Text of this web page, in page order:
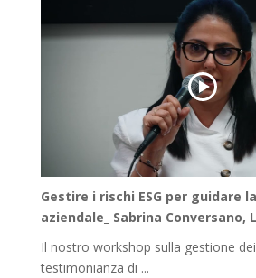
Gestire i rischi ESG per guidare
aziendale_ Sabrina Conversano,
Il nostro workshop sulla gestione
testimonianza di ...